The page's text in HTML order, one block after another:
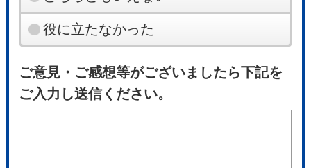
役に立たなかった
ご意見・ご感想等がございましたら下記を
ご入力し送信ください。